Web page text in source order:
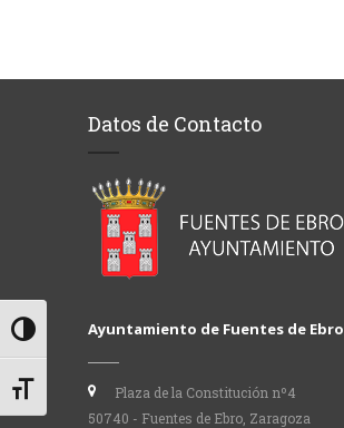
Alternar alto contraste
Alternar tamaño de letra
Datos de Contacto
Ayuntamiento de Fuentes de Ebro
Plaza de la Constitución nº4
50740 - Fuentes de Ebro, Zaragoza